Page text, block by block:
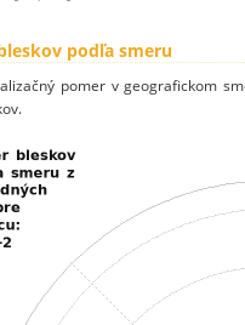
podľa smeru
pomer v geografickom